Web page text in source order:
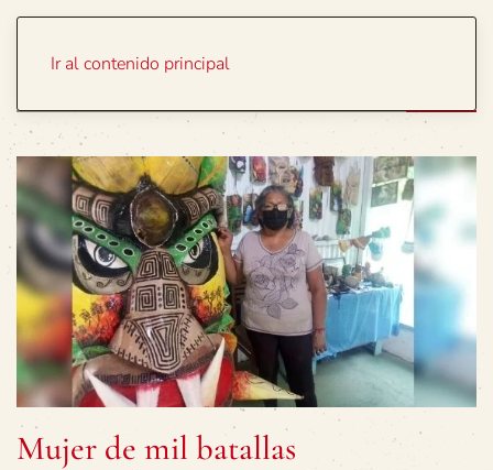
Ir al contenido principal
Mujer de mil batallas